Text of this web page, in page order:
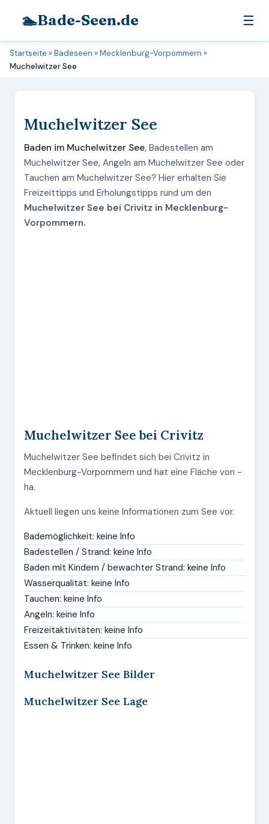
🏊Bade-Seen.de ☰
Startseite »Badeseen »Mecklenburg-Vorpommern »
Muchelwitzer See
Muchelwitzer See
Baden im Muchelwitzer See, Badestellen am
Muchelwitzer See, Angeln am Muchelwitzer See oder
Tauchen am Muchelwitzer See? Hier erhalten Sie
Freizeittipps und Erholungstipps rund um den
Muchelwitzer See bei Crivitz in Mecklenburg-
Vorpommern.
Muchelwitzer See bei Crivitz
Muchelwitzer See befindet sich bei Crivitz in
Mecklenburg-Vorpommern und hat eine Fläche von -
ha.
Aktuell liegen uns keine Informationen zum See vor.
Bademöglichkeit: keine Info
Badestellen / Strand: keine Info
Baden mit Kindern / bewachter Strand: keine Info
Wasserqualität: keine Info
Tauchen: keine Info
Angeln: keine Info
Freizeitaktivitäten: keine Info
Essen & Trinken: keine Info
Muchelwitzer See Bilder
Muchelwitzer See Lage